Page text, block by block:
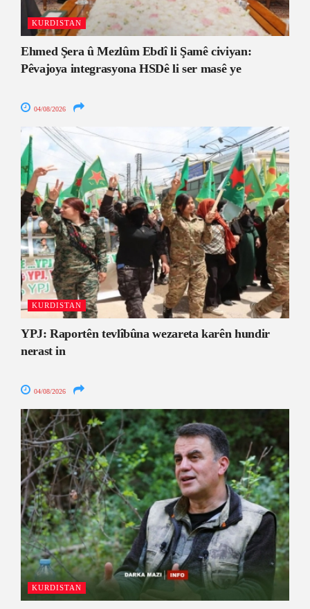
KURDISTAN
Ehmed Şera û Mezlûm Ebdî li Şamê civiyan:
Pêvajoya integrasyona HSDê li ser masê ye
04/08/2026
KURDISTAN
YPJ: Raportên tevlîbûna wezareta karên hundir
nerast in
04/08/2026
KURDISTAN